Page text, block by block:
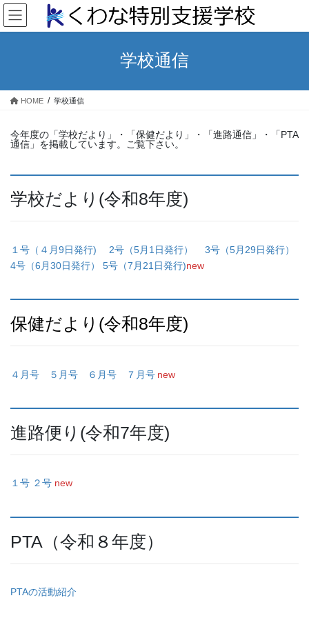
コ
ン
テ
ス
ナ
ビ
ゲ
ン
学校通信
HOME 学校通信
今年度の「学校だより」・「保健だより」・「進路通信」・「PTA
通信」を掲載しています。ご覧下さい。
学校だより(令和8年度)
１号（４月9日発行) 2号（5月1日発行）
3号（5月29日発行）
4号（6月30日発行）
5号（7月21日発行)new
保健だより(令和8年度)
４月号 ５月号 ６月号 ７月号 new
進路便り(令和7年度)
１号 ２号 new
PTA（令和８年度）
PTAの活動紹介